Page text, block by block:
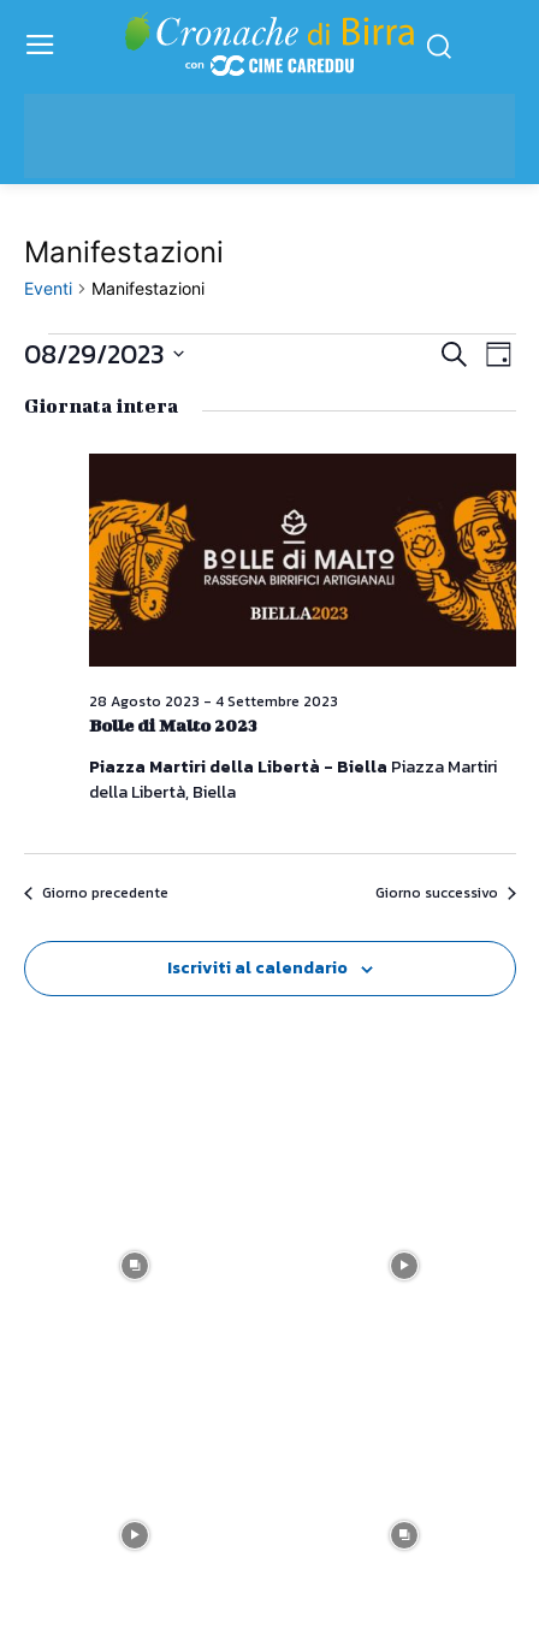
Manifestazioni
Eventi Manifestazioni
Eventi
for
Agosto
2023
Eventi
e
viste
Cerca
08/29/2023
la
Giornata intera
Bolle di Malto 2023
28 Agosto 2023 - 4 Settembre 2023
Piazza Martiri della Libertà - Biella Piazza Martiri
della Libertà, Biella
Giorno precedente Giorno successivo
Iscriviti al calendario